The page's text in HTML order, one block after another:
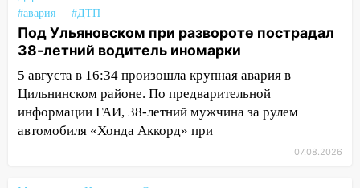
19:12 В Ульяновской области
руководителя частной компании
наказали за сокрытие прошлого своего
сотрудник
18:02 В Ульяновск едут звезды
баскетбола!
#авария
#ДТП
Под Ульяновском при развороте пострадал
38-летний водитель иномарки
5 августа в 16:34 произошла крупная авария в
Цильнинском районе. По предварительной
информации ГАИ, 38-летний мужчина за рулем
автомобиля «Хонда Аккорд» при
07.08.2026